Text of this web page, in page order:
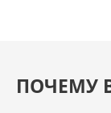
ПОЧЕМУ